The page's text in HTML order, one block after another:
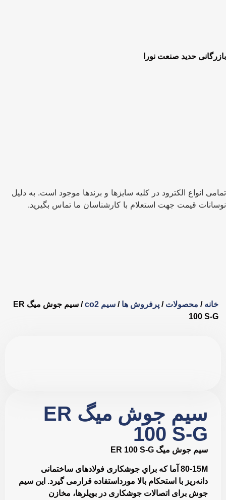
بازرگانی حدید صنعت نورا
تمامی انواع الکترود در کلیه سایزها و برندها موجود است. به دلیل
نوسانات قیمت جهت استعلام با کارشناسان ما تماس بگیرید.
خانه / محصولات / پرفروش ها / سیم co2
/ سیم جوش میگ ER
100 S-G
سیم جوش میگ ER
100 S-G
سیم جوش میگ ER 100 S-G
80-15M آما كه براي جوشكاری فولادهای ساختمانی
دانه‌ريز با استحكام بالا مورداستفاده قرارمی گيرد. اين سيم
جوش برای اتصالات جوشكاری در بويلرها، مخازن